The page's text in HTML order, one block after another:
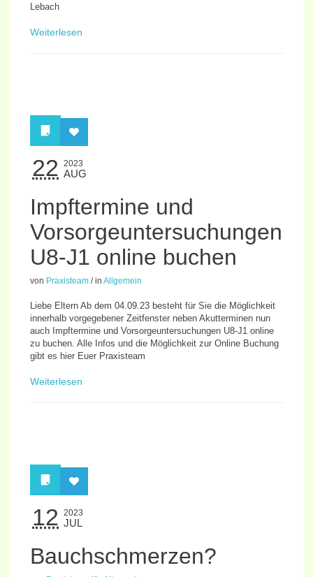
Lebach
Weiterlesen
22 2023
AUG
Impftermine und
Vorsorgeuntersuchungen
U8-J1 online buchen
von Praxisteam / inAllgemein
Liebe Eltern Ab dem 04.09.23 besteht für Sie die Möglichkeit
innerhalb vorgegebener Zeitfenster neben Akutterminen nun
auch Impftermine und Vorsorgeuntersuchungen U8-J1 online
zu buchen. Alle Infos und die Möglichkeit zur Online Buchung
gibt es hier Euer Praxisteam
Weiterlesen
12 2023
JUL
Bauchschmerzen?